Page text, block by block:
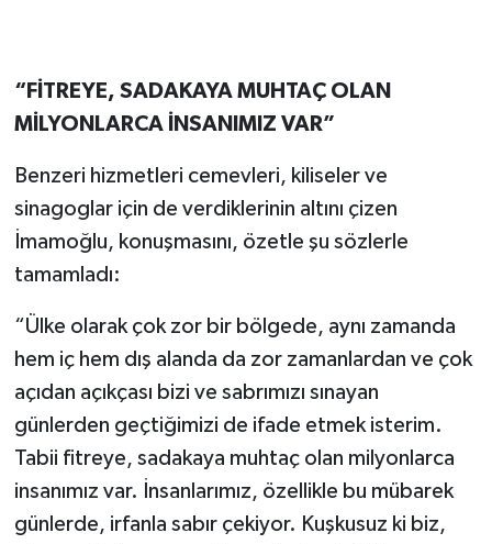
“FİTREYE, SADAKAYA MUHTAÇ OLAN
MİLYONLARCA İNSANIMIZ VAR”
Benzeri hizmetleri cemevleri, kiliseler ve
sinagoglar için de verdiklerinin altını çizen
İmamoğlu, konuşmasını, özetle şu sözlerle
tamamladı:
“Ülke olarak çok zor bir bölgede, aynı zamanda
hem iç hem dış alanda da zor zamanlardan ve çok
açıdan açıkçası bizi ve sabrımızı sınayan
günlerden geçtiğimizi de ifade etmek isterim.
Tabii fitreye, sadakaya muhtaç olan milyonlarca
insanımız var. İnsanlarımız, özellikle bu mübarek
günlerde, irfanla sabır çekiyor. Kuşkusuz ki biz,